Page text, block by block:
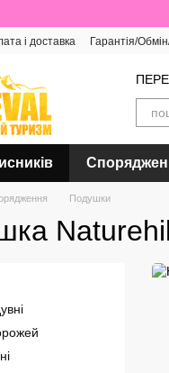
і доставка Гарантія/
Подушки